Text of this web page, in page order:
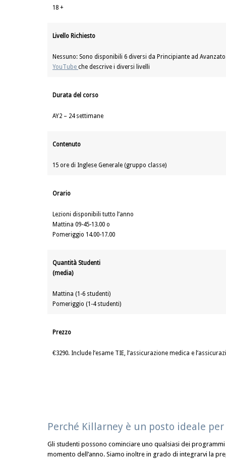
18 +
Livello Richiesto
Nessuno: Sono disponibili 6 diversi da Principiante ad
YouTube che descrive i diversi livelli
Durata del corso
AY2 – 24 settimane
Contenuto
15 ore di Inglese Generale (gruppo classe)
Orario
Lezioni disponibili tutto l’anno
Mattina 09-45-13.00 o
Pomeriggio 14.00-17.00
Quantità Studenti
(media)
Mattina (1-6 studenti)
Pomeriggio (1-4 studenti)
Prezzo
€3290. Include l’esame TIE, l’assicurazione medica e
Perché Killarney è un posto ideale
Gli studenti possono cominciare uno qualsiasi dei
momento dell’anno. Siamo inoltre in grado di integrarvi la